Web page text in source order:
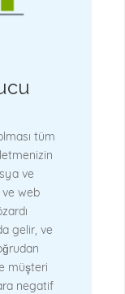
tüm
ve
ve web
gelir, ve
müşteri
negatif